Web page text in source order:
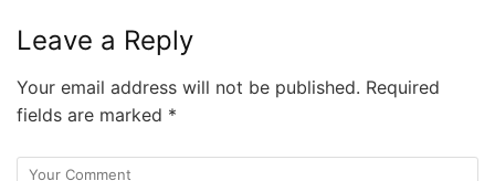
Leave a Reply
Your email address will not be published. Required
fields are marked *